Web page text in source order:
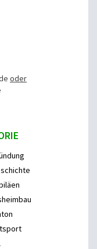
oder